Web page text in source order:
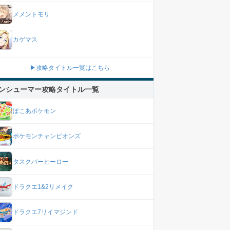
メメントモリ
カゲマス
▶攻略タイトル一覧はこちら
シューマー攻略タイトル一覧
ぽこあポケモン
ポケモンチャンピオンズ
タスクバーヒーロー
ドラクエ1&2リメイク
ドラクエ7リイマジンド